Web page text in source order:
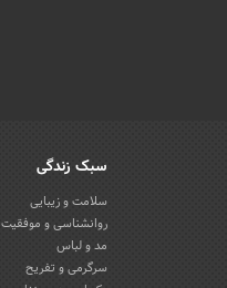
سبک زندگی
سلامت و زیبایی
روانشناسی و موفقیت
مد و لباس
سرگرمی و تفریح